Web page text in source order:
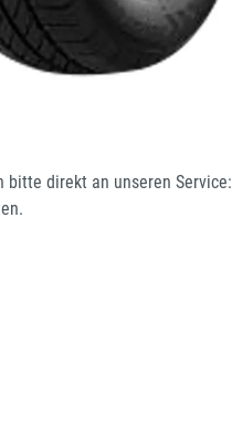
bitte direkt an unseren Service: